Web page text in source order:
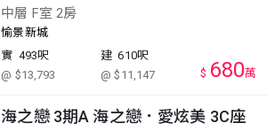
中層 F室 2房
愉景新城
實 493呎
@ $13,793
建 610呎
@ $11,147
$ 680萬
海之戀 3期A 海之戀．愛炫美 3C座